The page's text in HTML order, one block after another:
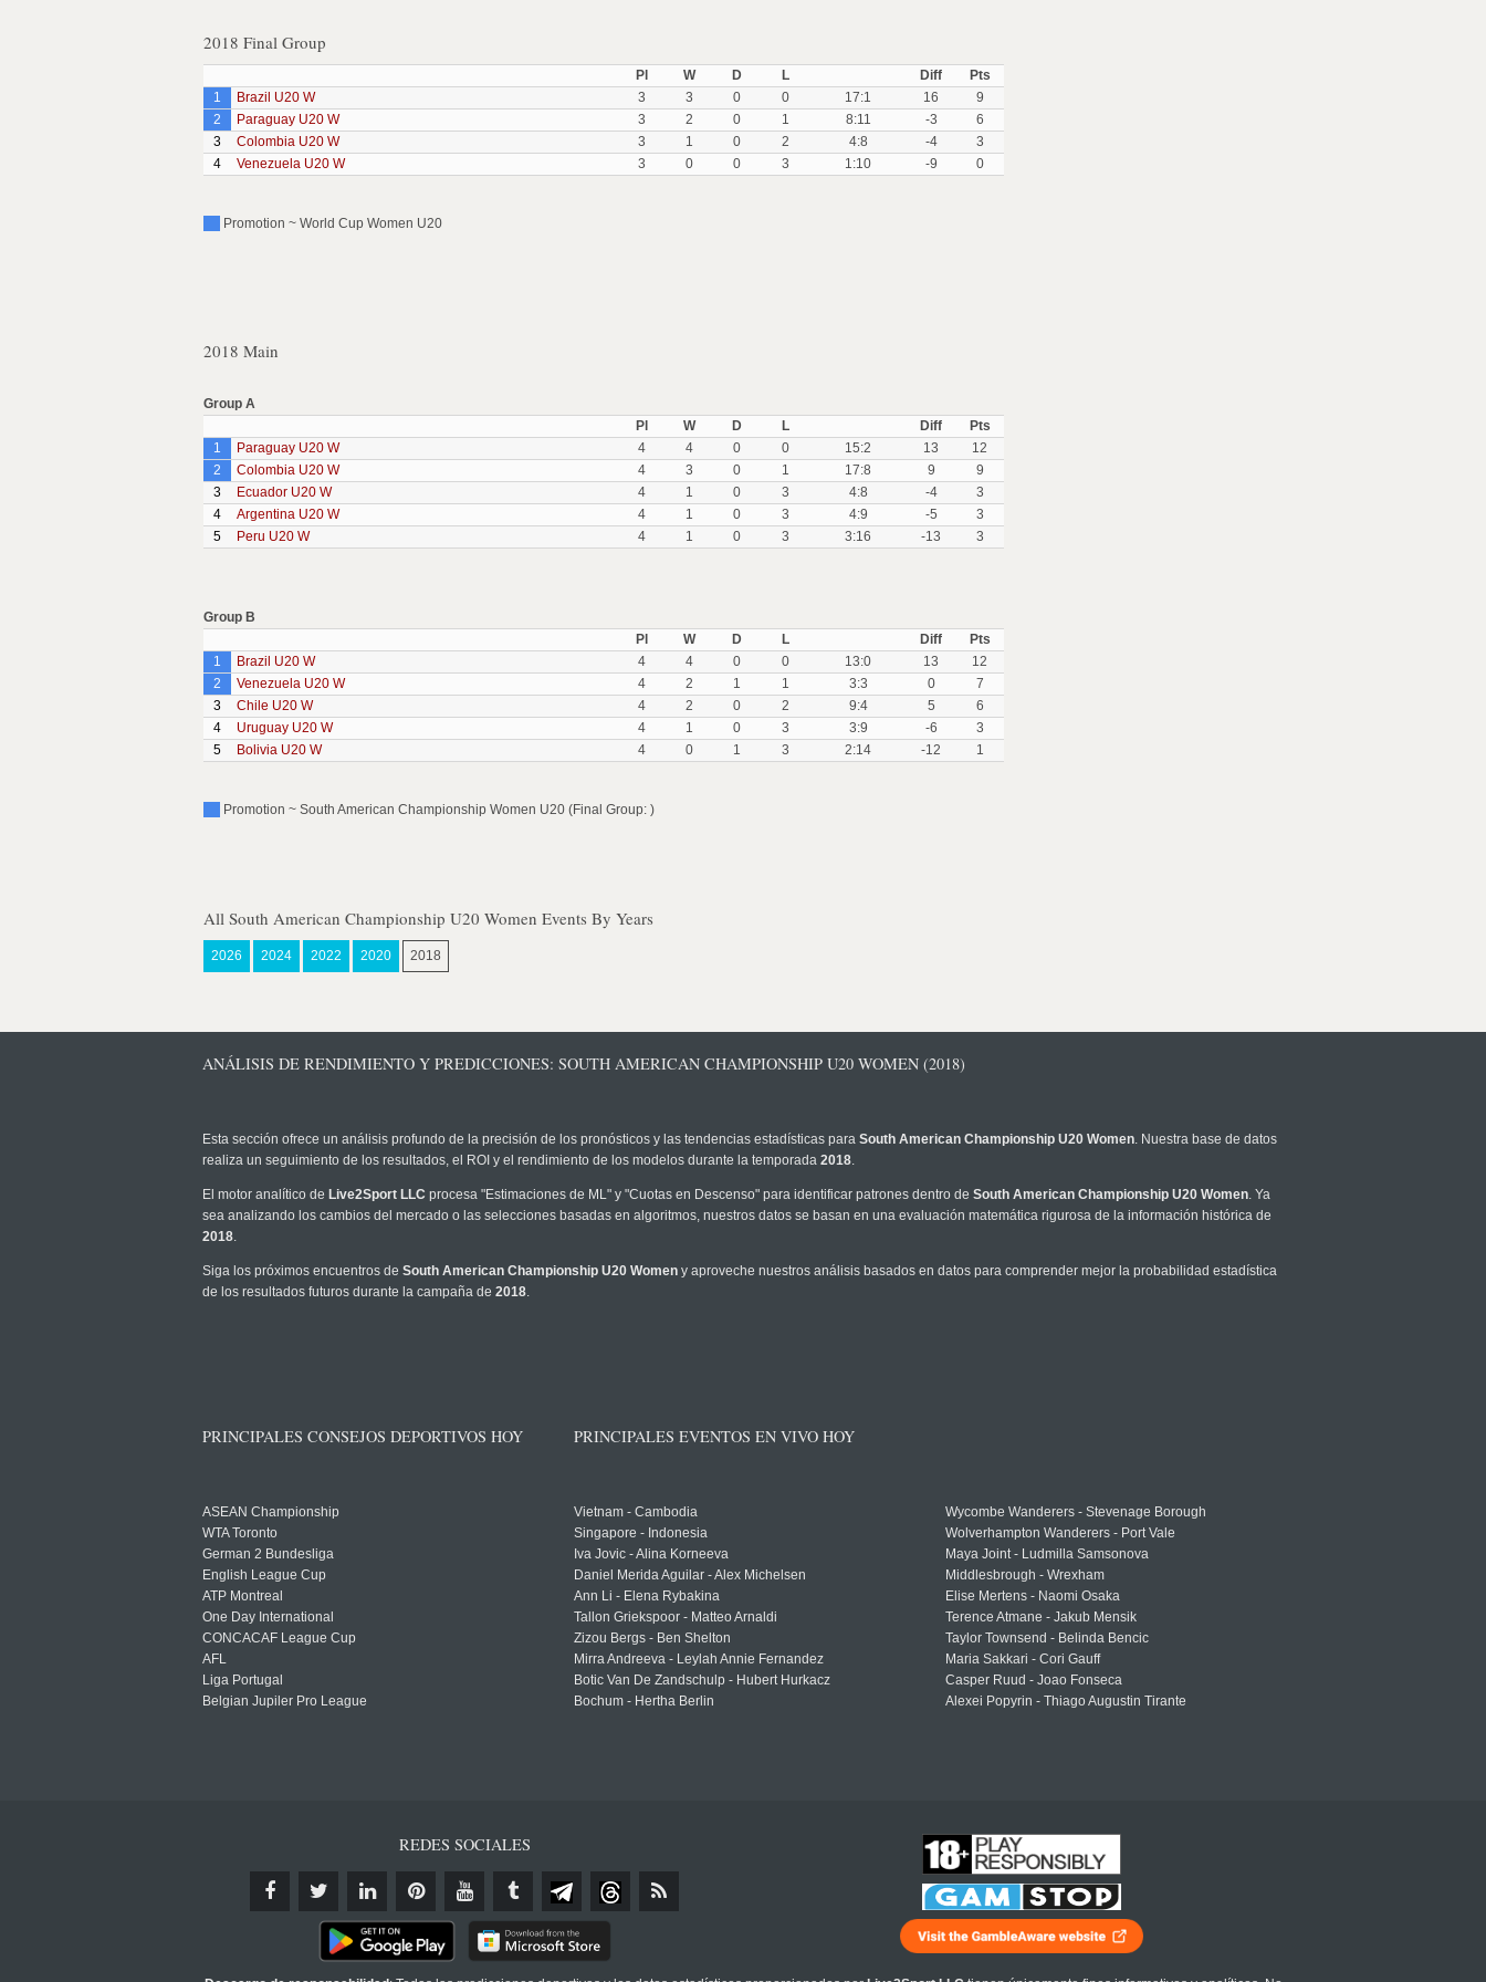
2018 Final Group
Pl W D L Diff
Pts
1
Brazil U20 W 3 3 0 0 17:1 16
9
2
Paraguay U20 W 3 2 0 1 8:11 -3
6
3
Colombia U20 W 3 1 0 2 4:8 -4
3
4
Venezuela U20 W 3 0 0 3 1:10 -9 0
Promotion ~ World Cup Women U20
2018 Main
Group A
Pl
W D L Diff
Pts
1
Paraguay U20 W 4 4 0 0 15:2 13
12
2
Colombia U20 W 4 3 0 1 17:8 9
9
3
Ecuador U20 W 4 1 0 3 4:8 -4
3
4
Argentina U20 W 4 1 0 3 4:9 -5
3
5
Peru U20 W 4 1 0 3 3:16 -13 3
Group B
Pl
W D L Diff
Pts
1
Brazil U20 W 4 4 0 0 13:0 13
12
2
Venezuela U20 W 4 2 1 1 3:3 0
7
3
Chile U20 W 4 2 0 2 9:4 5
6
4
Uruguay U20 W 4 1 0 3 3:9 -6
3
5
Bolivia U20 W 4 0 1 3 2:14 -12 1
Promotion ~ South American Championship Women U20 (Final Group: )
All South American Championship U20 Women Events By Years
2026 2024 2022 2020 2018
ANÁLISIS DE RENDIMIENTO Y PREDICCIONES: SOUTH AMERICAN CHAMPIONSHIP U20 WOMEN (2018)
Esta sección ofrece un análisis profundo de la precisión de los pronósticos y las tendencias estadísticas para South American Championship U20 Women. Nuestra base de datos
realiza un seguimiento de los resultados, el ROI y el rendimiento de los modelos durante la temporada 2018.
El motor analítico de Live2Sport LLC procesa "Estimaciones de ML" y "Cuotas en Descenso" para identificar patrones dentro de South American Championship U20 Women. Ya
sea analizando los cambios del mercado o las selecciones basadas en algoritmos, nuestros datos se basan en una evaluación matemática rigurosa de la información histórica de
2018.
Siga los próximos encuentros de South American Championship U20 Women y aproveche nuestros análisis basados en datos para comprender mejor la probabilidad estadística
de los resultados futuros durante la campaña de 2018.
PRINCIPALES CONSEJOS DEPORTIVOS HOY
ASEAN Championship
WTA Toronto
German 2 Bundesliga
English League Cup
ATP Montreal
One Day International
CONCACAF League Cup
AFL
Liga Portugal
Belgian Jupiler Pro League
PRINCIPALES EVENTOS EN VIVO HOY
Vietnam - Cambodia
Singapore - Indonesia
Iva Jovic - Alina Korneeva
Daniel Merida Aguilar - Alex Michelsen
Ann Li - Elena Rybakina
Tallon Griekspoor - Matteo Arnaldi
Zizou Bergs - Ben Shelton
Mirra Andreeva - Leylah Annie Fernandez
Botic Van De Zandschulp - Hubert Hurkacz
Bochum - Hertha Berlin
Wycombe Wanderers - Stevenage Borough
Wolverhampton Wanderers - Port Vale
Maya Joint - Ludmilla Samsonova
Middlesbrough - Wrexham
Elise Mertens - Naomi Osaka
Terence Atmane - Jakub Mensik
Taylor Townsend - Belinda Bencic
Maria Sakkari - Cori Gauff
Casper Ruud - Joao Fonseca
Alexei Popyrin - Thiago Augustin Tirante
REDES SOCIALES